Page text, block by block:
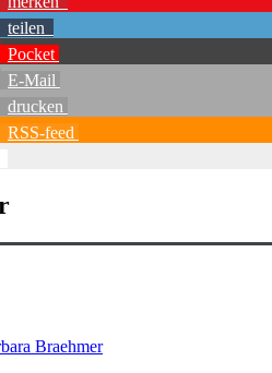
teilen
Pocket
E-Mail
drucken
RSS-feed
Braehmer